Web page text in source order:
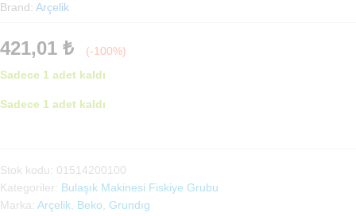
Brand: Arçelik
421,01 ₺
(-100%)
Sadece 1 adet kaldı
Sadece 1 adet kaldı
Bulaşık
Makinası
Alt
Stok kodu: 01514200100
Kategoriler: Bulaşık Makinesi Fiskiye Grubu
Marka: Arçelik Beko Grundıg